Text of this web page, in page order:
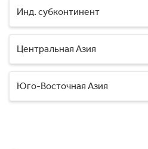
Инд. субконтинент
Центральная Азия
Юго-Восточная Азия